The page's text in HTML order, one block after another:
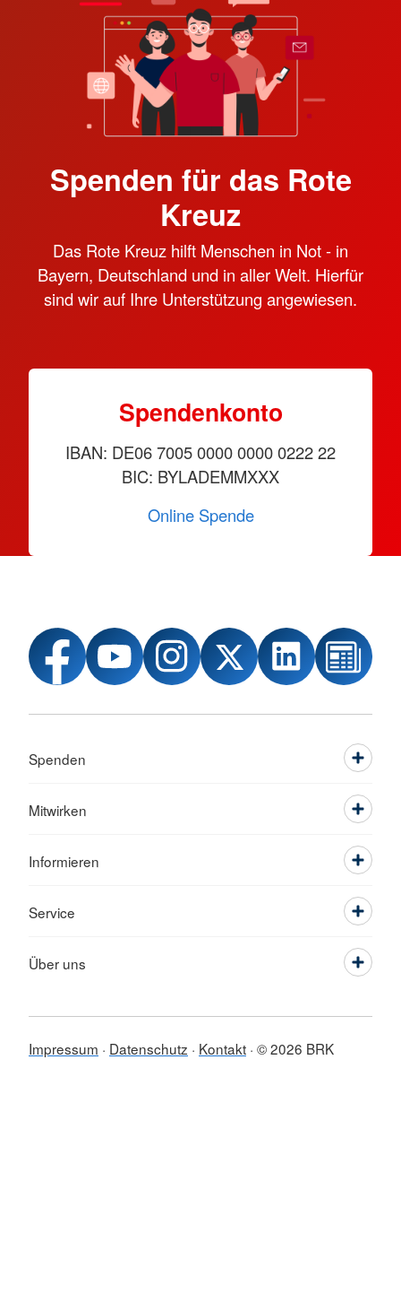
Spenden für das Rote
Kreuz
Das Rote Kreuz hilft Menschen in Not - in
Bayern, Deutschland und in aller Welt. Hierfür
sind wir auf Ihre Unterstützung angewiesen.
Spendenkonto
IBAN: DE06 7005 0000 0000 0222 22
BIC: BYLADEMMXXX
Online Spende
Spenden
Mitwirken
Informieren
Service
Über uns
Impressum Datenschutz Kontakt © 2026 BRK